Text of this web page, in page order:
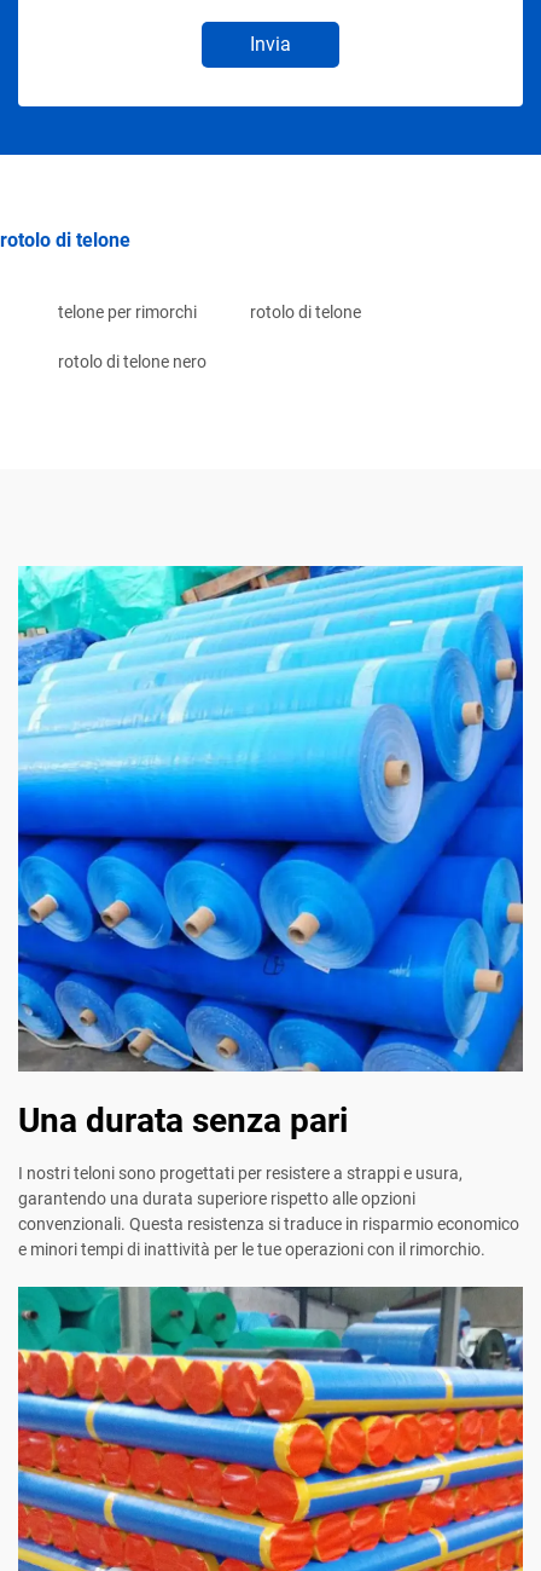
Invia
rotolo di telone
telone per rimorchi rotolo di telone
rotolo di telone nero
Una durata senza pari
I nostri teloni sono progettati per resistere a strappi e usura,
garantendo una durata superiore rispetto alle opzioni
convenzionali. Questa resistenza si traduce in risparmio economico
e minori tempi di inattività per le tue operazioni con il rimorchio.